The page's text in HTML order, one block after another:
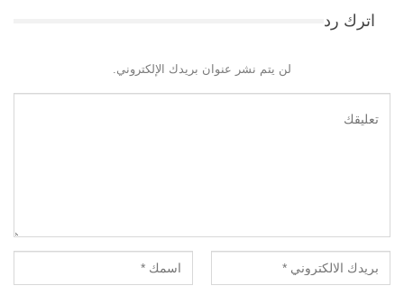
اترك رد
لن يتم نشر عنوان بريدك الإلكتروني.